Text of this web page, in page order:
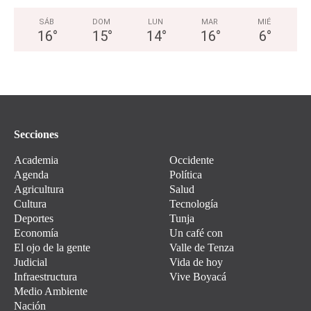
SÁB
16°
DOM
15°
LUN
14°
MAR
16°
MIÉ
6°
Secciones
Academia
Agenda
Agricultura
Cultura
Deportes
Economía
El ojo de la gente
Judicial
Infraestructura
Medio Ambiente
Nación
Occidente
Política
Salud
Tecnología
Tunja
Un café con
Valle de Tenza
Vida de hoy
Vive Boyacá